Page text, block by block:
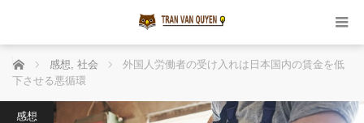
ホーム 感想, 社会
外国人労働者の受け入れは日本国内の賃金を低
下させる悪循環
感想